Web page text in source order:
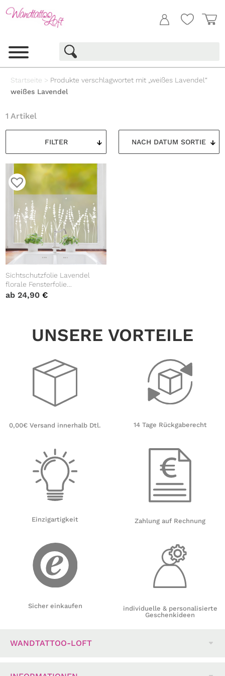
Startseite > Produkte verschlagwortet mit „weißes Lavendel“
weißes Lavendel
FILTER
1 Artikel
Sichtschutzfolie Lavendel
florale Fensterfolie
Fensterdeko Milchglasfolie
ab24,90€
UNSERE VORTEILE
0,00€ Versand innerhalb Dtl.
Einzigartigkeit
Sicher einkaufen
14 Tage Rückgaberecht
Zahlung auf Rechnung
individuelle & personalisierte
Geschenkideen
WANDTATTOO-LOFT